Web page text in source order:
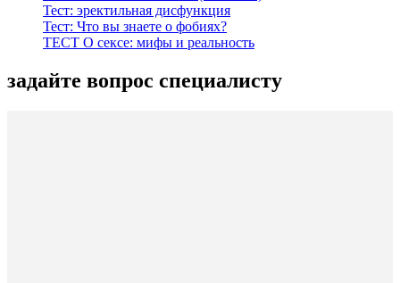
Тест: эректильная дисфункция
Тест: Что вы знаете о фобиях?
ТЕСТ О сексе: мифы и реальность
задайте вопрос специалисту